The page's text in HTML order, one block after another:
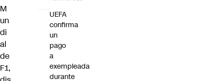
M
un
di
al
de
F1,
UEFA
confirma
un
pago
a
exempleada
durante